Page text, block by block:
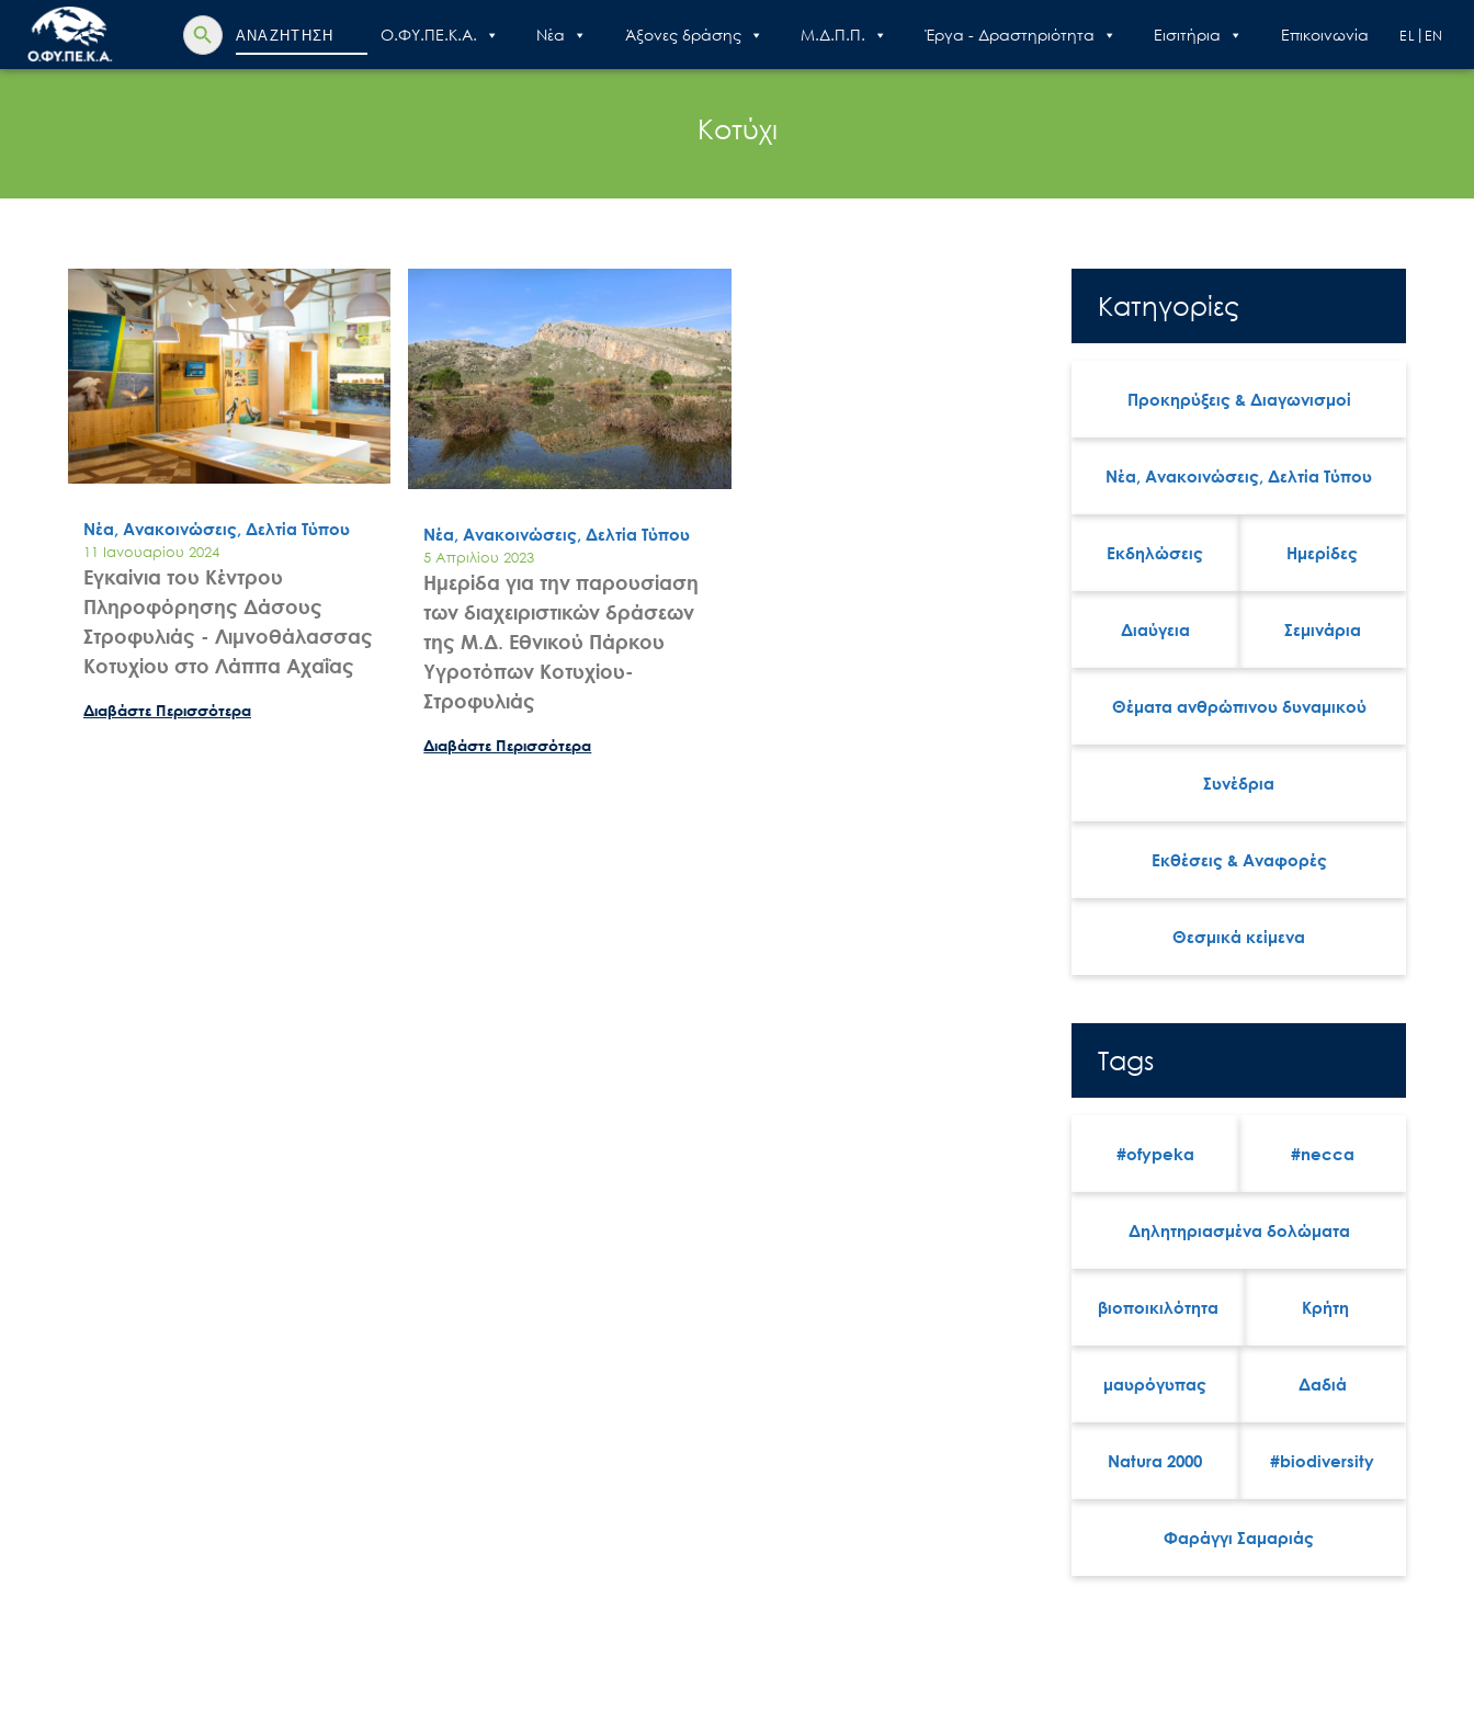
Search
for:
Search Button
Ο.ΦΥ.ΠΕ.Κ.Α. Nέα Άξονες δράσης Μ.Δ.Π.Π. Έργα - Δραστηριότητα Εισιτήρια Επικοινωνία EN
EL
Search
for:
Κοτύχι
Νέα, Ανακοινώσεις, Δελτία Τύπου
11 Ιανουαρίου 2024
Εγκαίνια του Κέντρου
Πληροφόρησης Δάσους
Στροφυλιάς - Λιμνοθάλασσας
Κοτυχίου στο Λάππα Αχαΐας
Διαβάστε Περισσότερα
Νέα, Ανακοινώσεις, Δελτία Τύπου
5 Απριλίου 2023
Ημερίδα για την παρουσίαση
των διαχειριστικών δράσεων
της Μ.Δ. Εθνικού Πάρκου
Υγροτόπων Κοτυχίου-
Στροφυλιάς
Διαβάστε Περισσότερα
Κατηγορίες
Προκηρύξεις & Διαγωνισμοί
Νέα, Ανακοινώσεις, Δελτία Τύπου
Εκδηλώσεις Ημερίδες
Διαύγεια Σεμινάρια
Θέματα ανθρώπινου δυναμικού
Συνέδρια
Εκθέσεις & Αναφορές
Θεσμικά κείμενα
Tags
#ofypeka #necca
Δηλητηριασμένα δολώματα
βιοποικιλότητα Κρήτη
μαυρόγυπας Δαδιά
Natura 2000 #biodiversity
Φαράγγι Σαμαριάς